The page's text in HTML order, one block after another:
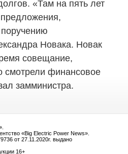
«Там на пять лет
Новака. Новак
совещание,
смотрели финансовое
замминистра.
«Big Electric Power News».
от 27.11.2020г. выдано
16+